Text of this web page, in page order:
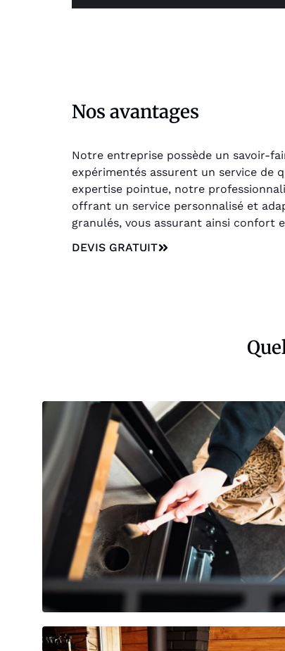
Nos avantages
Notre entreprise possède un savoir-
expérimentés assurent un service de
expertise pointue, notre
offrant un service personnalisé et
granulés, vous assurant ainsi confort
DEVIS GRATUIT